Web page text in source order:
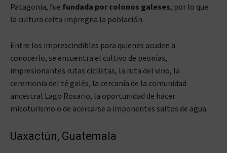
Patagonia, fue fundada por colonos galeses, por lo que
la cultura celta impregna la población.
Entre los imprescindibles para quienes acuden a
conocerlo, se encuentra el cultivo de peonías,
impresionantes rutas ciclistas, la ruta del vino, la
ceremonia del té galés, la cercanía de la comunidad
ancestral Lago Rosario, la oportunidad de hacer
micoturismo o de acercarse a imponentes saltos de agua.
Uaxactún, Guatemala